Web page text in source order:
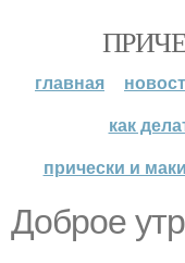
главная
как
прически и
Доброе